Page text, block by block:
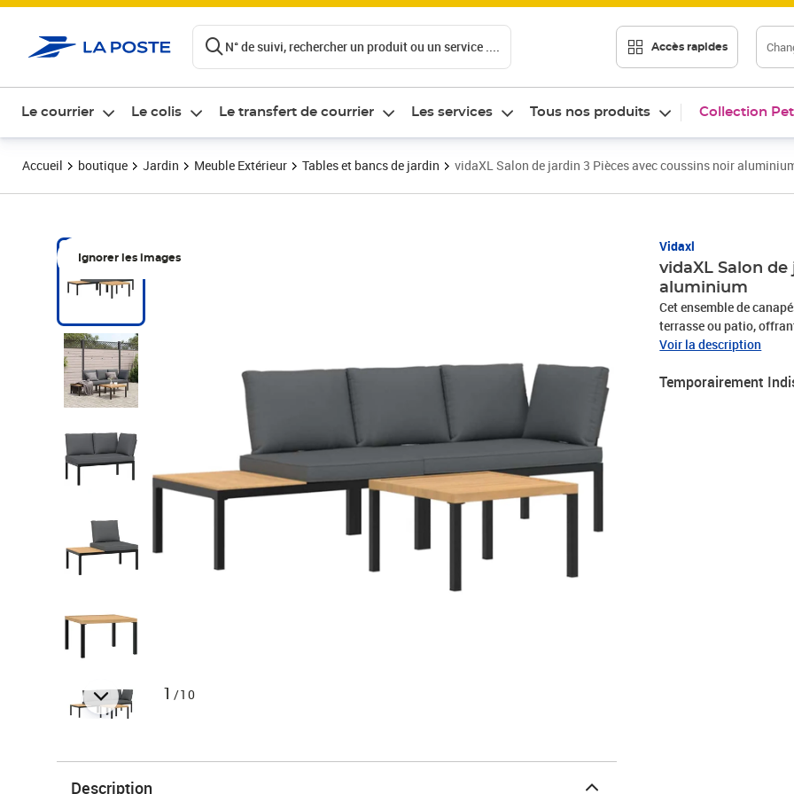
N° de suivi, rechercher un produit ou un service .... Accès rapides
Le courrier Le colis Le transfert de courrier Les services Tous nos produits Collection
Accueil boutique Jardin Meuble Extérieur Tables et bancs de jardin vidaXL Salon de jardin 3 Pièces avec coussins noir
Ignorer les images
1 /10
Vidaxl
vidaXL Salon
aluminium
Cet ensemble de
terrasse ou patio,
famille et les amis ou
résistant et
offre une expérience
Voir la description
Temporairement
Description